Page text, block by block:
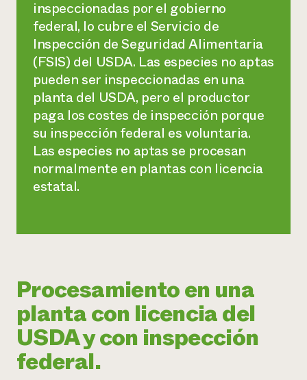
inspeccionadas por el gobierno
federal, lo cubre el Servicio de
Inspección de Seguridad Alimentaria
(FSIS) del USDA. Las especies no aptas
pueden ser inspeccionadas en una
planta del USDA, pero el productor
paga los costes de inspección porque
su inspección federal es voluntaria.
Las especies no aptas se procesan
normalmente en plantas con licencia
estatal.
Procesamiento en una
planta con licencia del
USDA y con inspección
federal.